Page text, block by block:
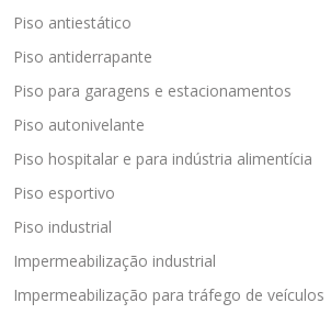
Piso antiestático
Piso antiderrapante
Piso para garagens e estacionamentos
Piso autonivelante
Piso hospitalar e para indústria alimentícia
Piso esportivo
Piso industrial
Impermeabilização industrial
Impermeabilização para tráfego de veículos